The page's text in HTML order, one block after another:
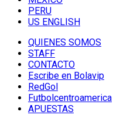
PERU
US ENGLISH
QUIENES SOMOS
STAFF
CONTACTO
Escribe en Bolavip
RedGol
Futbolcentroamerica
APUESTAS